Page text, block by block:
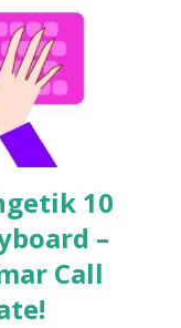
10
–
Call